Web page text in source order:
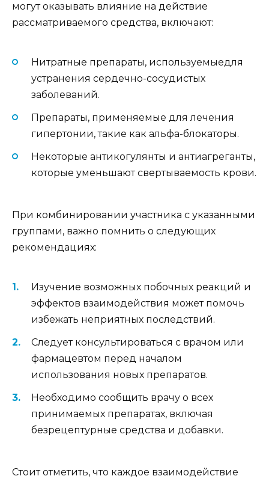
могут оказывать влияние на действие
рассматриваемого средства, включают:
Нитратные препараты, используемыедля
устранения сердечно-сосудистых
заболеваний.
Препараты, применяемые для лечения
гипертонии, такие как альфа-блокаторы.
Некоторые антикогулянты и антиагреганты,
которые уменьшают свертываемость крови.
При комбинировании участника с указанными
группами, важно помнить о следующих
рекомендациях:
Изучение возможных побочных реакций и
эффектов взаимодействия может помочь
избежать неприятных последствий.
Следует консультироваться с врачом или
фармацевтом перед началом
использования новых препаратов.
Необходимо сообщить врачу о всех
принимаемых препаратах, включая
безрецептурные средства и добавки.
Стоит отметить, что каждое взаимодействие